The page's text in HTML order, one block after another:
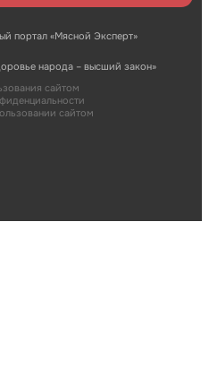
портал «Мясной Эксперт»
народа – высший закон»
сайтом
сайтом